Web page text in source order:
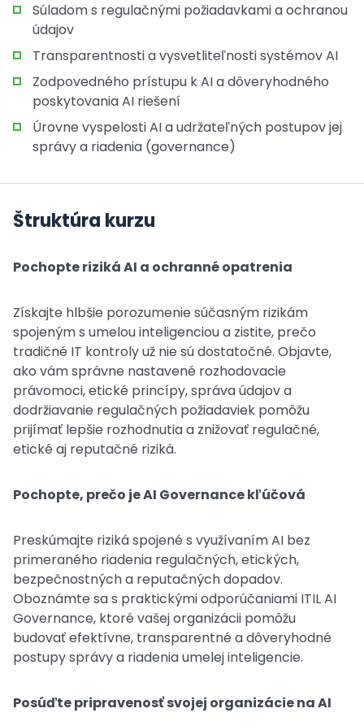
Súladom s regulačnými požiadavkami a ochranou
údajov
Transparentnosti a vysvetliteľnosti systémov AI
Zodpovedného prístupu k AI a dôveryhodného
poskytovania AI riešení
Úrovne vyspelosti AI a udržateľných postupov jej
správy a riadenia (governance)
Štruktúra kurzu
Pochopte riziká AI a ochranné opatrenia
Získajte hlbšie porozumenie súčasným rizikám
spojeným s umelou inteligenciou a zistite, prečo
tradičné IT kontroly už nie sú dostatočné. Objavte,
ako vám správne nastavené rozhodovacie
právomoci, etické princípy, správa údajov a
dodržiavanie regulačných požiadaviek pomôžu
prijímať lepšie rozhodnutia a znižovať regulačné,
etické aj reputačné riziká.
Pochopte, prečo je AI Governance kľúčová
Preskúmajte riziká spojené s využívaním AI bez
primeraného riadenia regulačných, etických,
bezpečnostných a reputačných dopadov.
Oboznámte sa s praktickými odporúčaniami ITIL AI
Governance, ktoré vašej organizácii pomôžu
budovať efektívne, transparentné a dôveryhodné
postupy správy a riadenia umelej inteligencie.
Posúďte pripravenosť svojej organizácie na AI